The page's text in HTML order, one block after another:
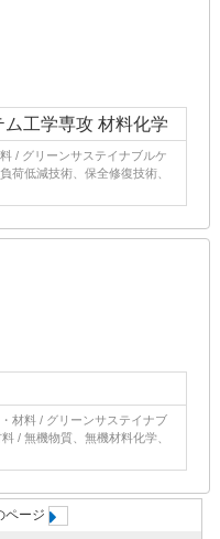
工学専攻 材料化学
/ グリーンサステイナブルケ
荷低減技術、保全修復技術、
材料 / グリーンサステイナブ
/ 無機物質、無機材料化学、
ページ